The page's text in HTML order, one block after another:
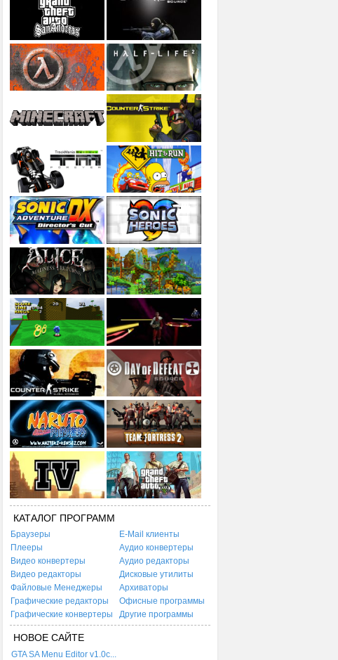
КАТАЛОГ ПРОГРАММ
Браузеры
E-Mail клиенты
Плееры
Аудио конвертеры
Видео конвертеры
Аудио редакторы
Видео редакторы
Дисковые утилиты
Файловые Менеджеры
Архиваторы
Графические редакторы
Офисные программы
Графические конвертеры
Другие программы
НОВОЕ САЙТЕ
GTA SA Menu Editor v1.0c...